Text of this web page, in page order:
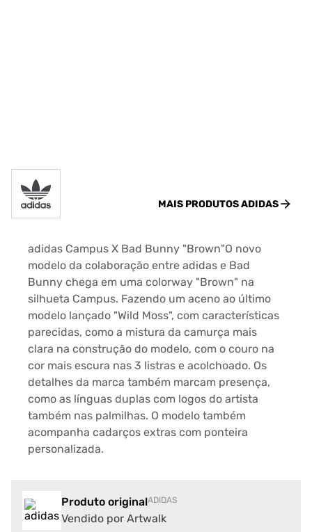
MAIS PRODUTOSADIDAS
adidas Campus X Bad Bunny "Brown"O novo
modelo da colaboração entre adidas e Bad
Bunny chega em uma colorway "Brown" na
silhueta Campus. Fazendo um aceno ao último
modelo lançado "Wild Moss", com características
parecidas, como a mistura da camurça mais
clara na construção do modelo, com o couro na
cor mais escura nas 3 listras e acolchoado. Os
detalhes da marca também marcam presença,
como as línguas duplas com logos do artista
também nas palmilhas. O modelo também
acompanha cadarços extras com ponteira
personalizada.
Produto originalADIDAS
Vendido por Artwalk